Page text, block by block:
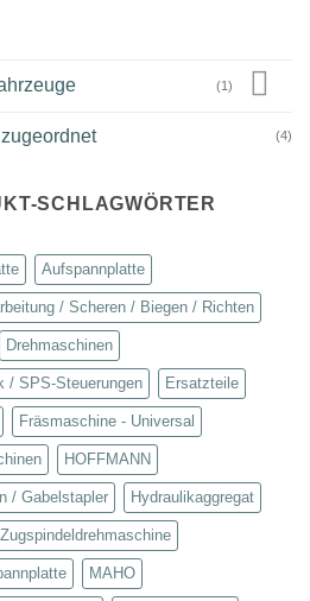
(1)
(4)
SCHLAGWÖRTER
Aufspannplatte
/ Scheren / Biegen / Richten
Drehmaschinen
/ SPS-Steuerungen Ersatzteile
Fräsmaschine - Universal
HOFFMANN
/ Gabelstapler Hydraulikaggregat
MAHO